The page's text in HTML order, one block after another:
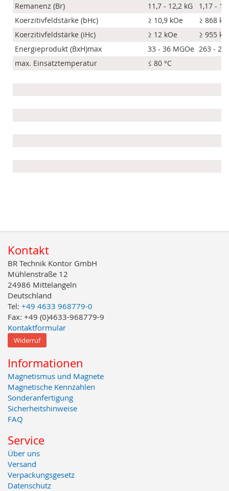
Remanenz (Br) 11,7 - 12,2 kG
1,17 -
Koerzitivfeldstärke (bHc)
≥ 10,9 kOe
≥ 868
Koerzitivfeldstärke (iHc)
≥ 12 kOe
≥ 955
Energieprodukt (BxH)max
33 - 36 MGOe 263 -
max. Einsatztemperatur
≤ 80 °C
Kontakt
BR Technik Kontor GmbH
Mühlenstraße 12
24986 Mittelangeln
Deutschland
Tel: +49 4633 968779-0
Fax: +49 (0)4633-968779-9
Kontaktformular
Widerruf
Informationen
Magnetismus und Magnete
Magnetische Kennzahlen
Sonderanfertigung
Sicherheitshinweise
FAQ
Service
Über uns
Versand
Verpackungsgesetz
Datenschutz